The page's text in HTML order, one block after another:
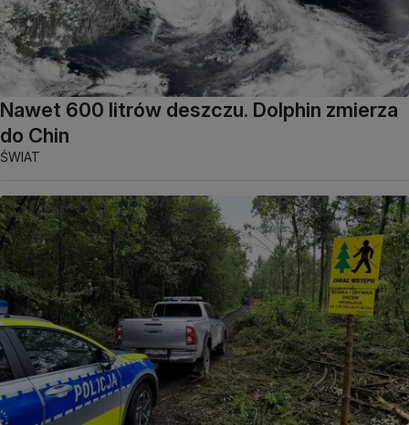
Nawet 600 litrów deszczu. Dolphin zmierza
do Chin
ŚWIAT